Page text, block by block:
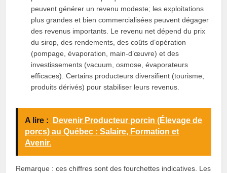
peuvent générer un revenu modeste; les exploitations
plus grandes et bien commercialisées peuvent dégager
des revenus importants. Le revenu net dépend du prix
du sirop, des rendements, des coûts d’opération
(pompage, évaporation, main‑d’œuvre) et des
investissements (vacuum, osmose, évaporateurs
efficaces). Certains producteurs diversifient (tourisme,
produits dérivés) pour stabiliser leurs revenus.
A lire :
Devenir Producteur porcin (Élevage de
porcs) au Québec : Salaire, Formation et
Avenir.
Remarque : ces chiffres sont des fourchettes indicatives. Les